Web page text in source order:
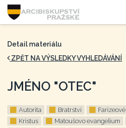
Detail materiálu
ZPĚT NA VÝSLEDKY VYHLEDÁVÁNÍ
JMÉNO "OTEC"
Autorita Bratrství Farizeové
Kristus
Matoušovo evangelium